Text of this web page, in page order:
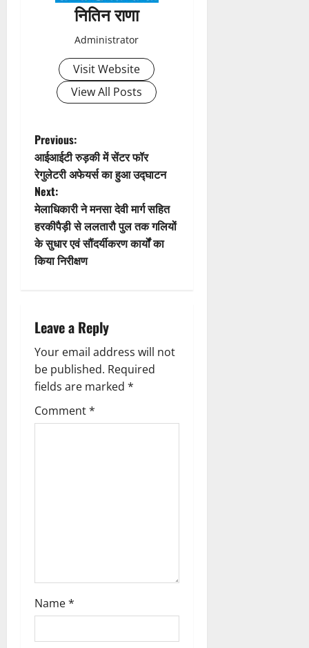
t
i
o
n
नितिन राणा
Administrator
Visit Website
View All Posts
P
o
s
t
n
v
i
g
a
t
Previous:
आईआईटी रुड़की में सेंटर फॉर
रेगुलेटरी अफेयर्स का हुआ उद्घाटन
Next:
मेलाधिकारी ने मनसा देवी मार्ग सहित
हरकीपैड़ी से ललतारौ पुल तक गलियों
के सुधार एवं सौंदर्यीकरण कार्यों का
किया निरीक्षण
Leave a Reply
Your email address will not
be published. Required
fields are marked *
Comment*
Name*